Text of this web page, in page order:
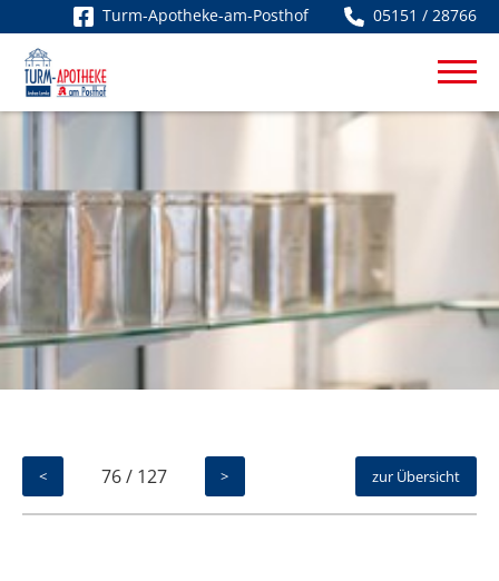
< 76 / 127 > zur Übersicht
Turm-Apotheke-am-Posthof 05151 / 28766